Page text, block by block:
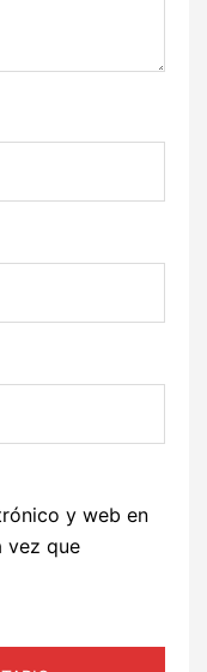
y web en
vez que